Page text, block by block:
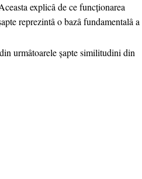
explicâ de ce funcţionarea
reprezintâ o bazâ fundamentalâ a
urmâtoarele şapte similitudini din